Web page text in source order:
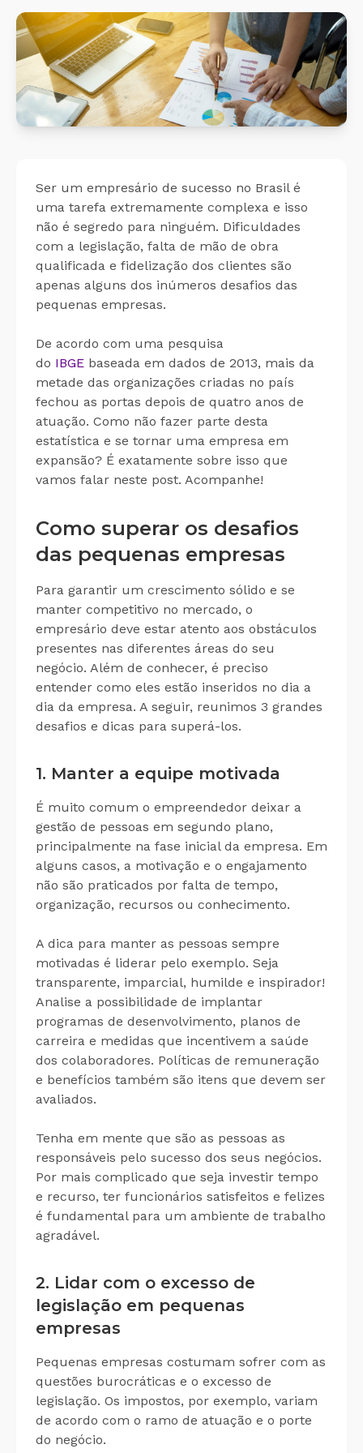
Conheça o produto
Conheça nosso produto de
forma gratuita!
Ser um empresário de sucesso no Brasil é
uma tarefa extremamente complexa e isso
não é segredo para ninguém. Dificuldades
com a legislação, falta de mão de obra
qualificada e fidelização dos clientes são
apenas alguns dos inúmeros desafios das
pequenas empresas.
De acordo com uma pesquisa
do IBGE baseada em dados de 2013, mais da
metade das organizações criadas no país
fechou as portas depois de quatro anos de
atuação. Como não fazer parte desta
estatística e se tornar uma empresa em
expansão? É exatamente sobre isso que
vamos falar neste post. Acompanhe!
Como superar os desafios
das pequenas empresas
Para garantir um crescimento sólido e se
manter competitivo no mercado, o
empresário deve estar atento aos obstáculos
presentes nas diferentes áreas do seu
negócio. Além de conhecer, é preciso
entender como eles estão inseridos no dia a
dia da empresa. A seguir, reunimos 3 grandes
desafios e dicas para superá-los.
1. Manter a equipe motivada
É muito comum o empreendedor deixar a
gestão de pessoas em segundo plano,
principalmente na fase inicial da empresa. Em
alguns casos, a motivação e o engajamento
não são praticados por falta de tempo,
organização, recursos ou conhecimento.
A dica para manter as pessoas sempre
motivadas é liderar pelo exemplo. Seja
transparente, imparcial, humilde e inspirador!
Analise a possibilidade de implantar
programas de desenvolvimento, planos de
carreira e medidas que incentivem a saúde
dos colaboradores. Políticas de remuneração
e benefícios também são itens que devem ser
avaliados.
Tenha em mente que são as pessoas as
responsáveis pelo sucesso dos seus negócios.
Por mais complicado que seja investir tempo
e recurso, ter funcionários satisfeitos e felizes
é fundamental para um ambiente de trabalho
agradável.
2. Lidar com o excesso de
legislação em pequenas
empresas
Pequenas empresas costumam sofrer com as
questões burocráticas e o excesso de
legislação. Os impostos, por exemplo, variam
de acordo com o ramo de atuação e o porte
do negócio.